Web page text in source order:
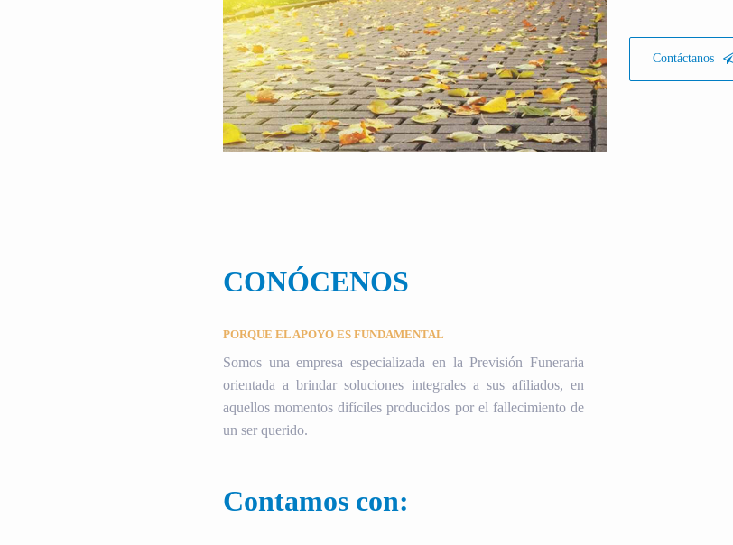
Contáctanos
CONÓCENOS
PORQUE EL APOYO ES FUNDAMENTAL
Somos una empresa especializada en la Previsión Funeraria
orientada a brindar soluciones integrales a sus afiliados, en
aquellos momentos difíciles producidos por el fallecimiento de
un ser querido.
Contamos con: